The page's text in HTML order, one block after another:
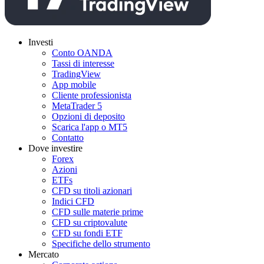
Investi
Conto OANDA
Tassi di interesse
TradingView
App mobile
Cliente professionista
MetaTrader 5
Opzioni di deposito
Scarica l'app o MT5
Contatto
Dove investire
Forex
Azioni
ETFs
CFD su titoli azionari
Indici CFD
CFD sulle materie prime
CFD su criptovalute
CFD su fondi ETF
Specifiche dello strumento
Mercato